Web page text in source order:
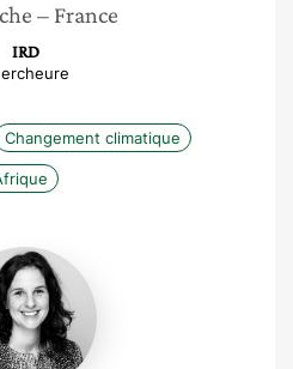
– France
IRD
Changement climatique
Amandine
Hersant